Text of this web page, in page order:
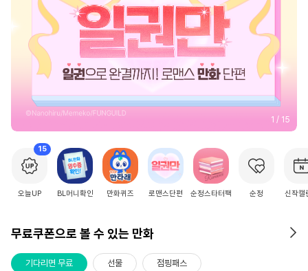
2 / 15
15
오늘UP BL머니확인 만화퀴즈 로맨스단편 순정스타터팩 순정 신작캘
무료쿠폰으로 볼 수 있는 만화
기다리면 무료 선물 점핑패스